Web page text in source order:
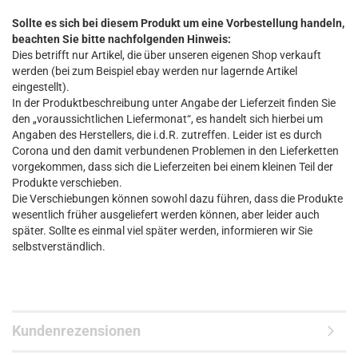
Sollte es sich bei diesem Produkt um eine Vorbestellung handeln,
beachten Sie bitte nachfolgenden Hinweis:
Dies betrifft nur Artikel, die über unseren eigenen Shop verkauft
werden (bei zum Beispiel ebay werden nur lagernde Artikel
eingestellt).
In der Produktbeschreibung unter Angabe der Lieferzeit finden Sie
den „voraussichtlichen Liefermonat“, es handelt sich hierbei um
Angaben des Herstellers, die i.d.R. zutreffen. Leider ist es durch
Corona und den damit verbundenen Problemen in den Lieferketten
vorgekommen, dass sich die Lieferzeiten bei einem kleinen Teil der
Produkte verschieben.
Die Verschiebungen können sowohl dazu führen, dass die Produkte
wesentlich früher ausgeliefert werden können, aber leider auch
später. Sollte es einmal viel später werden, informieren wir Sie
selbstverständlich.
Kundenrezensionen